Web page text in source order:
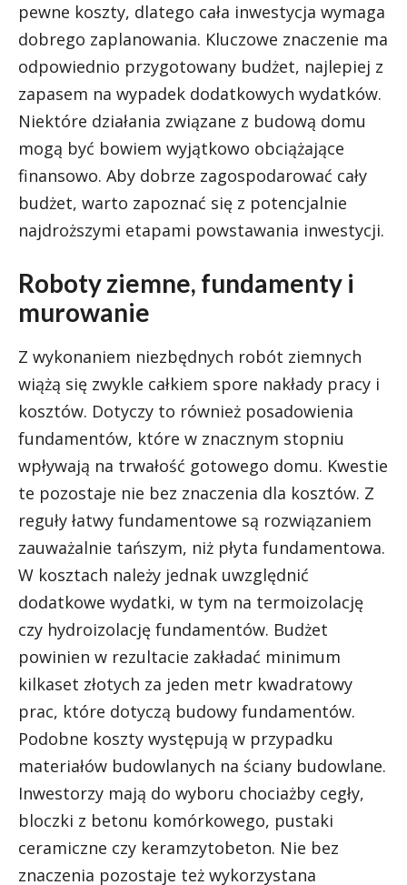
pewne koszty, dlatego cała inwestycja wymaga
dobrego zaplanowania. Kluczowe znaczenie ma
odpowiednio przygotowany budżet, najlepiej z
zapasem na wypadek dodatkowych wydatków.
Niektóre działania związane z budową domu
mogą być bowiem wyjątkowo obciążające
finansowo. Aby dobrze zagospodarować cały
budżet, warto zapoznać się z potencjalnie
najdroższymi etapami powstawania inwestycji.
Roboty ziemne, fundamenty i
murowanie
Z wykonaniem niezbędnych robót ziemnych
wiążą się zwykle całkiem spore nakłady pracy i
kosztów. Dotyczy to również posadowienia
fundamentów, które w znacznym stopniu
wpływają na trwałość gotowego domu. Kwestie
te pozostaje nie bez znaczenia dla kosztów. Z
reguły łatwy fundamentowe są rozwiązaniem
zauważalnie tańszym, niż płyta fundamentowa.
W kosztach należy jednak uwzględnić
dodatkowe wydatki, w tym na termoizolację
czy hydroizolację fundamentów. Budżet
powinien w rezultacie zakładać minimum
kilkaset złotych za jeden metr kwadratowy
prac, które dotyczą budowy fundamentów.
Podobne koszty występują w przypadku
materiałów budowlanych na ściany budowlane.
Inwestorzy mają do wyboru chociażby cegły,
bloczki z betonu komórkowego, pustaki
ceramiczne czy keramzytobeton. Nie bez
znaczenia pozostaje też wykorzystana